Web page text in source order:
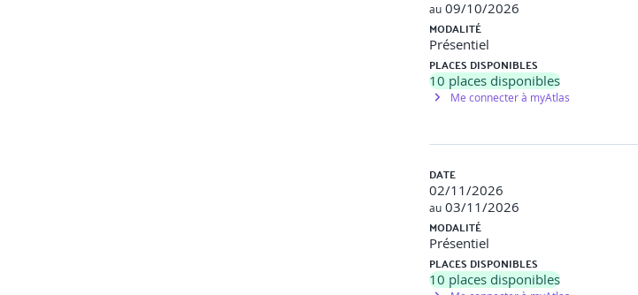
au 09/10/2026
MODALITÉ
Présentiel
PLACES DISPONIBLES
10 places disponibles
Me connecter à myAtlas
DATE
02/11/2026
au 03/11/2026
MODALITÉ
Présentiel
PLACES DISPONIBLES
10 places disponibles